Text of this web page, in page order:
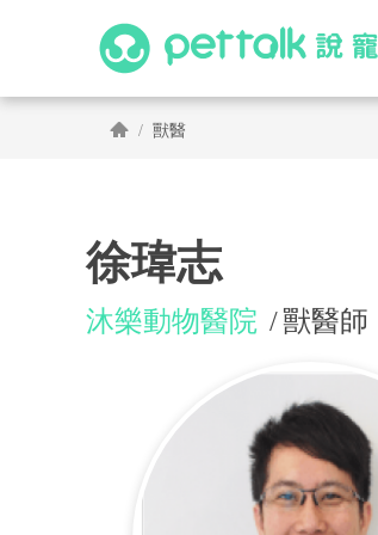
獸醫
徐瑋志
沐樂動物醫院
獸醫師